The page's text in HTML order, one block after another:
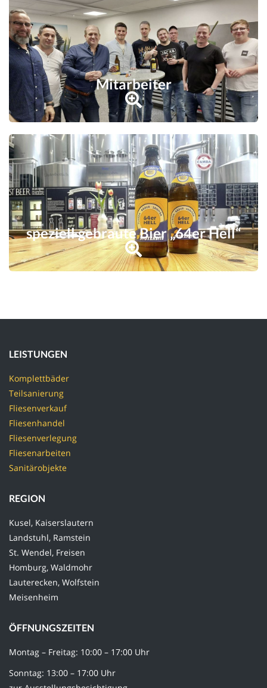
Mitarbeiter
speziell gebraute Bier „64er Hell“
LEISTUNGEN
Komplettbäder
Teilsanierung
Fliesenverkauf
Fliesenhandel
Fliesenverlegung
Fliesenarbeiten
Sanitärobjekte
REGION
Kusel, Kaiserslautern
Landstuhl, Ramstein
St. Wendel, Freisen
Homburg, Waldmohr
Lauterecken, Wolfstein
Meisenheim
ÖFFNUNGSZEITEN
Montag – Freitag: 10:00 – 17:00 Uhr
Sonntag: 13:00 – 17:00 Uhr